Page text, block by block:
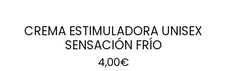
CREMA ESTIMULADORA UNISEX
SENSACIÓN FRÍO
4,00€